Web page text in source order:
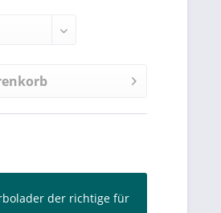
der richtige für